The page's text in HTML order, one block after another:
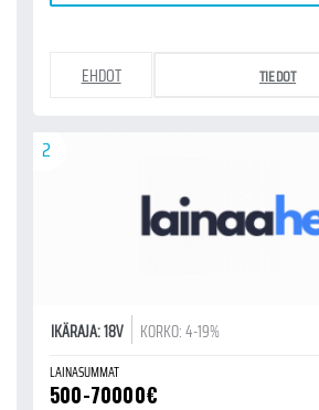
EHDOT TIEDOT
2
IKÄRAJA: 18V KORKO: 4-19%
LAINASUMMAT
500-70000€